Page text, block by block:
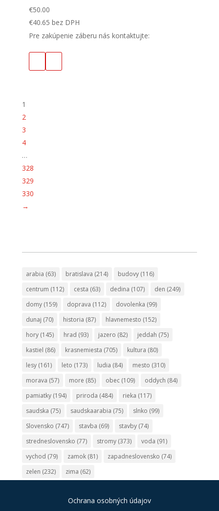
€50.00
€40.65 bez DPH
Pre zakúpenie záberu nás kontaktujte:
1
2
3
4
…
328
329
330
→
arabia (63) bratislava (214) budovy(116)
centrum (112) cesta (63) dedina (107) den (249)
domy(159) doprava (112) dovolenka (99)
dunaj (70) historia (87) hlavnemesto (152)
hory(145) hrad (93) jazero (82) jeddah (75)
kastiel (86) krasnemiesta (705) kultura (80)
lesy(161) leto (173) ludia (84) mesto (310)
morava (57) more (85) obec(109) oddych (84)
pamiatky(194) priroda (484) rieka (117)
saudska (75) saudskaarabia (75) slnko (99)
Slovensko (747) stavba (69) stavby(74)
stredneslovensko (77) stromy(373) voda (91)
vychod (79) zamok(81) zapadneslovensko (74)
zelen (232) zima (62)
Ochrana osobných údajov